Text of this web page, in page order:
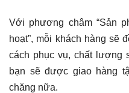
Với phương châm “Sản
hoạt”, mỗi khách hàng sẽ
cách phục vụ, chất lượng
bạn sẽ được giao hàng
chăng nữa.